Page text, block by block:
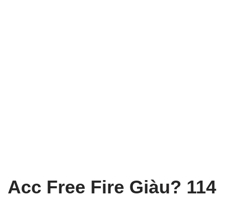
Acc Free Fire Giàu? 114